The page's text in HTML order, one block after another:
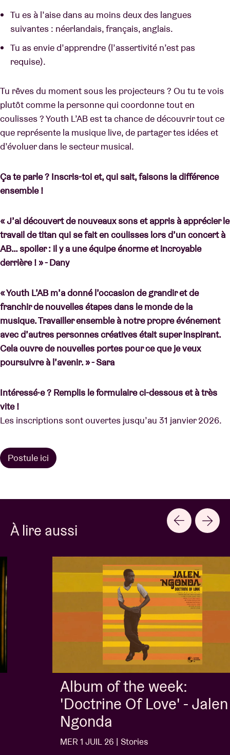
Tu es à l’aise dans au moins deux des langues
suivantes : néerlandais, français, anglais.
Tu as envie d’apprendre (l’assertivité n’est pas
requise).
Tu rêves du moment sous les projecteurs ? Ou tu te vois
plutôt comme la personne qui coordonne tout en
coulisses ? Youth L’AB est ta chance de découvrir tout ce
que représente la musique live, de partager tes idées et
d’évoluer dans le secteur musical.
Ça te parle ? Inscris-toi et, qui sait, faisons la différence
ensemble !
« J’ai découvert de nouveaux sons et appris à apprécier le
travail de titan qui se fait en coulisses lors d’un concert à
AB… spoiler : il y a une équipe énorme et incroyable
derrière ! » - Dany
« Youth L’AB m’a donné l’occasion de grandir et de
franchir de nouvelles étapes dans le monde de la
musique. Travailler ensemble à notre propre événement
avec d’autres personnes créatives était super inspirant.
Cela ouvre de nouvelles portes pour ce que je veux
poursuivre à l’avenir. » - Sara
Intéressé·e ? Remplis le formulaire ci-dessous et à très
vite !
Les inscriptions sont ouvertes jusqu’au 31 janvier 2026.
Postule ici
À lire aussi
Album of the week:
'Doctrine Of Love' - Jalen
Ngonda
MER 1 JUIL 26 | Stories